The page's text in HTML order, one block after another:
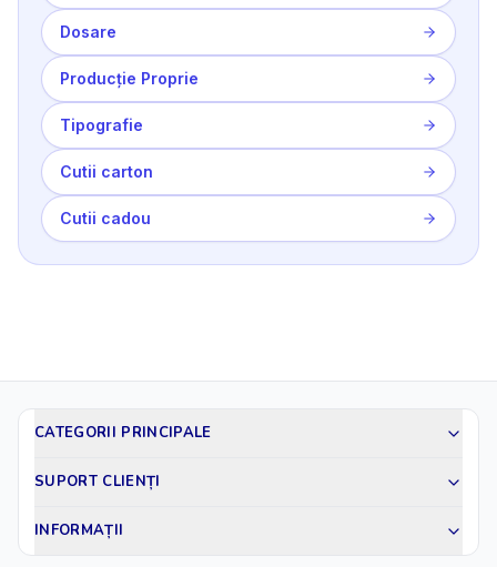
Dosare
Producție Proprie
Tipografie
Cutii carton
Cutii cadou
CATEGORII PRINCIPALE
SUPORT CLIENȚI
INFORMAȚII